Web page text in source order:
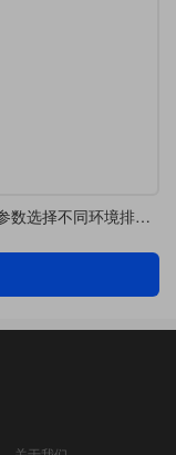
根据编译参数选择不同环境排版代码抄录的方法